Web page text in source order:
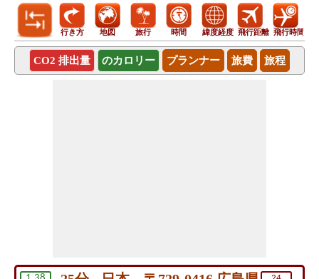
行き方 地図 旅行 時間 緯度経度 飛行距離 飛行時間
CO2 排出量 のカロリー プランナー 旅費 旅程